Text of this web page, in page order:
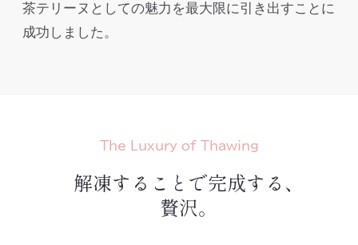
茶テリーヌとしての魅力を最大限に引き出すことに
成功しました。
The Luxury of Thawing
解凍することで完成する、
贅沢。